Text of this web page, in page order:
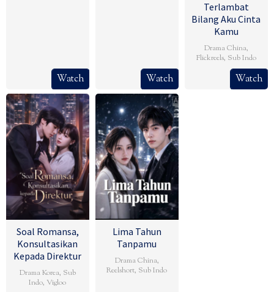
Watch Watch
Terlambat
Bilang Aku Cinta
Kamu
Drama China,
Flickreels, Sub Indo
Watch
Soal Romansa,
Konsultasikan
Kepada Direktur
Drama Korea, Sub
Indo,Vigloo
Lima Tahun
Tanpamu
Drama China,
Reelshort, Sub Indo